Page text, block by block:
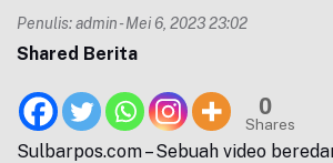
Penulis:admin- Mei 6, 2023 23:02
Shared Berita
0
Shares
Sulbarpos.com – Sebuah video